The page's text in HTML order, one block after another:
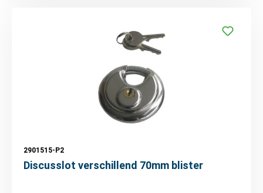
2901515-P2
Discusslot verschillend 70mm blister